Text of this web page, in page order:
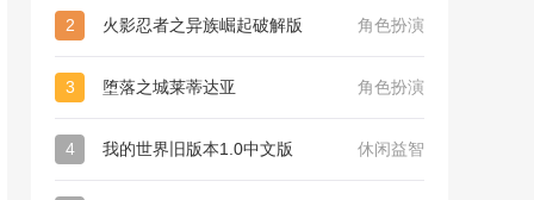
2 火影忍者之异族崛起破解版 角色扮演
3 堕落之城莱蒂达亚 角色扮演
4 我的世界旧版本1.0中文版 休闲益智